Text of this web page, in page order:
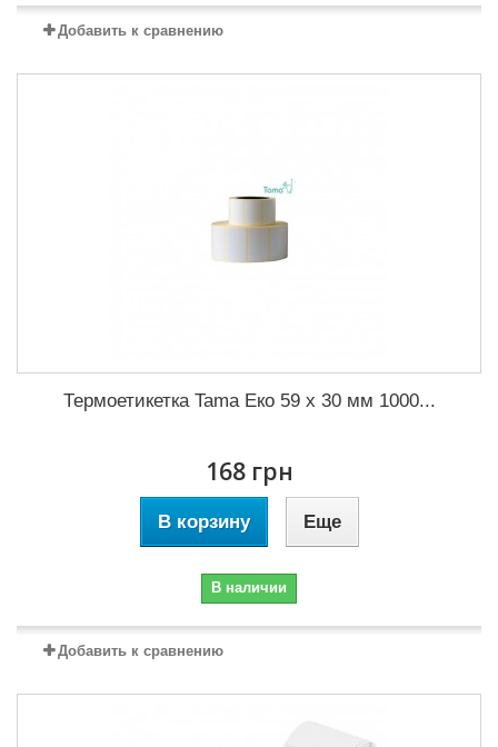
Добавить к сравнению
Термоетикетка Tama Еко 59 x 30 мм 1000...
168 грн
В корзину Еще
В наличии
Добавить к сравнению